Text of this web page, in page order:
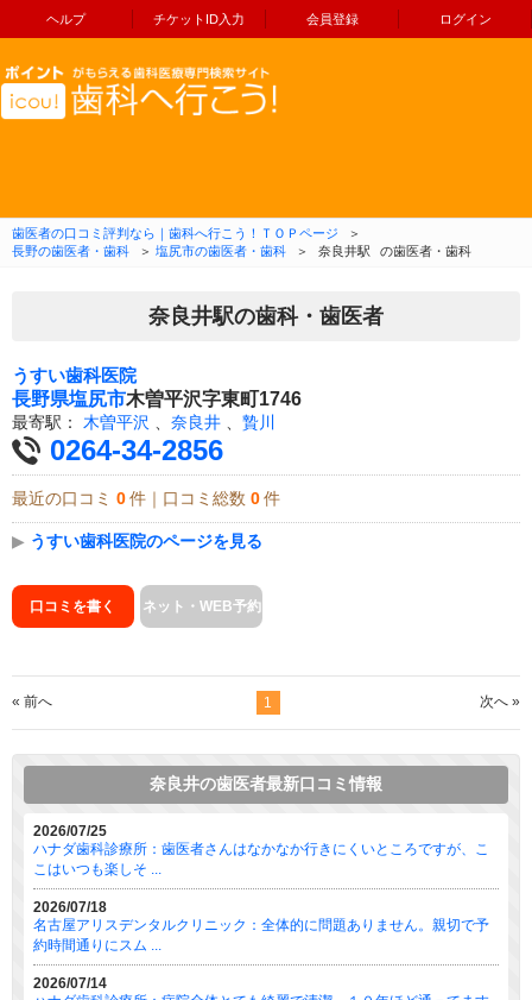
ヘルプ チケットID入力 会員登録 ログイン
コンテンツへ移動
歯医者の口コミ評判なら｜歯科へ行こう！ＴＯＰページ
＞
長野の歯医者・歯科
＞ 塩尻市の歯医者・歯科 ＞ 奈良井駅 の歯医者・歯科
奈良井駅の歯科・歯医者
うすい歯科医院
長野県塩尻市木曽平沢字東町1746
最寄駅： 木曽平沢 奈良井 贄川
0264-34-2856
最近の口コミ 0 件｜口コミ総数 0 件
▶ うすい歯科医院のページを見る
口コミを書く ネット・WEB予約
« 前へ 1 次へ »
奈良井の歯医者最新口コミ情報
2026/07/25
ハナダ歯科診療所：歯医者さんはなかなか行きにくいところですが、こ
こはいつも楽しそ ...
2026/07/18
名古屋アリスデンタルクリニック：全体的に問題ありません。親切で予
約時間通りにスム ...
2026/07/14